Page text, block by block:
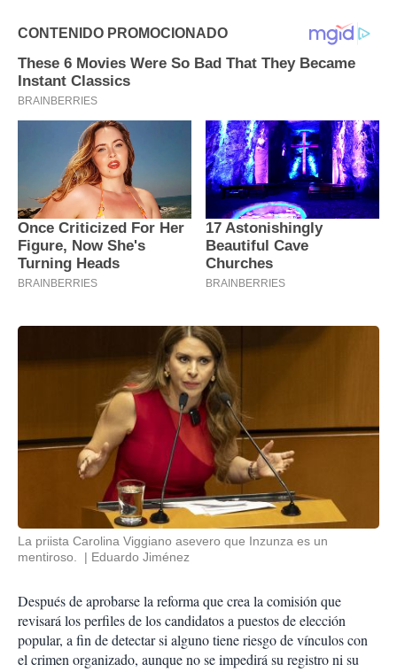
La priista Carolina Viggiano asevero que Inzunza es un
mentiroso.
Eduardo Jiménez
Después de aprobarse la reforma que crea la comisión que
revisará los perfiles de los candidatos a puestos de elección
popular, a fin de detectar si alguno tiene riesgo de vínculos con
el crimen organizado, aunque no se impedirá su registro ni su